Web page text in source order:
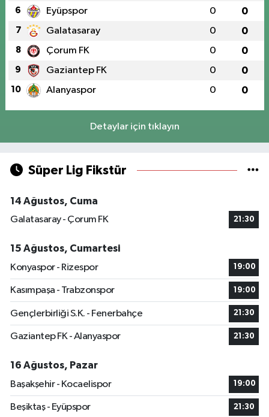
6 Eyüpspor 0 0
7 Galatasaray 0 0
8 Çorum FK 0 0
9 Gaziantep FK 0 0
10 Alanyaspor 0 0
Detaylar için tıklayın
Süper Lig Fikstür
14 Ağustos, Cuma
Galatasaray - Çorum FK
21:30
15 Ağustos, Cumartesi
Konyaspor - Rizespor
19:00
Kasımpaşa - Trabzonspor 19:00
Gençlerbirliği S.K. - Fenerbahçe 21:30
Gaziantep FK - Alanyaspor 21:30
16 Ağustos, Pazar
Başakşehir - Kocaelispor
19:00
Beşiktaş - Eyüpspor 21:30